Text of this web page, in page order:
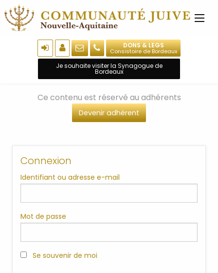
DONS & LEGS
Consistoire de Bordeaux
Je souhaite visiter la Synagogue de
Bordeaux
Ce contenu est réservé au adhérents
Devenir adhérent
Connexion
Identifiant ou adresse e-mail
Mot de passe
Se souvenir de moi